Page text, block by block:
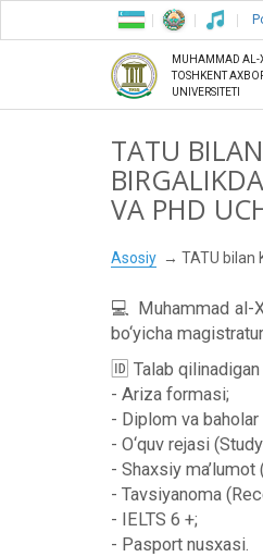
MUHAMMAD AL-
TOSHKENT
UNIVERSITETI
TATU
VA PHD
Asosiy TATU bilan
💻 Muhammad al-
bo‘yicha
🆔 Talab qilinadigan
- Ariza formasi;
- Diplom va
- O‘quv rejasi
- Shaxsiy
- Tavsiyanoma
- IELTS 6 +;
- Pasport nusxasi.